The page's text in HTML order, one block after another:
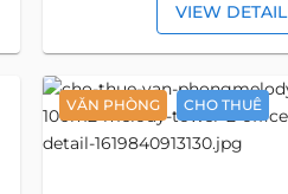
VIEW DETAIL
VĂN PHÒNG CHO THUÊ